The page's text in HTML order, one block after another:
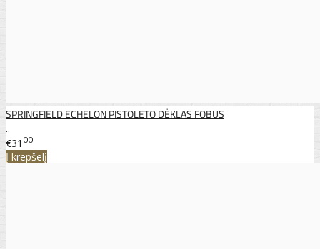
SPRINGFIELD ECHELON PISTOLETO DĖKLAS FOBUS
..
€31 00
Į krepšelį